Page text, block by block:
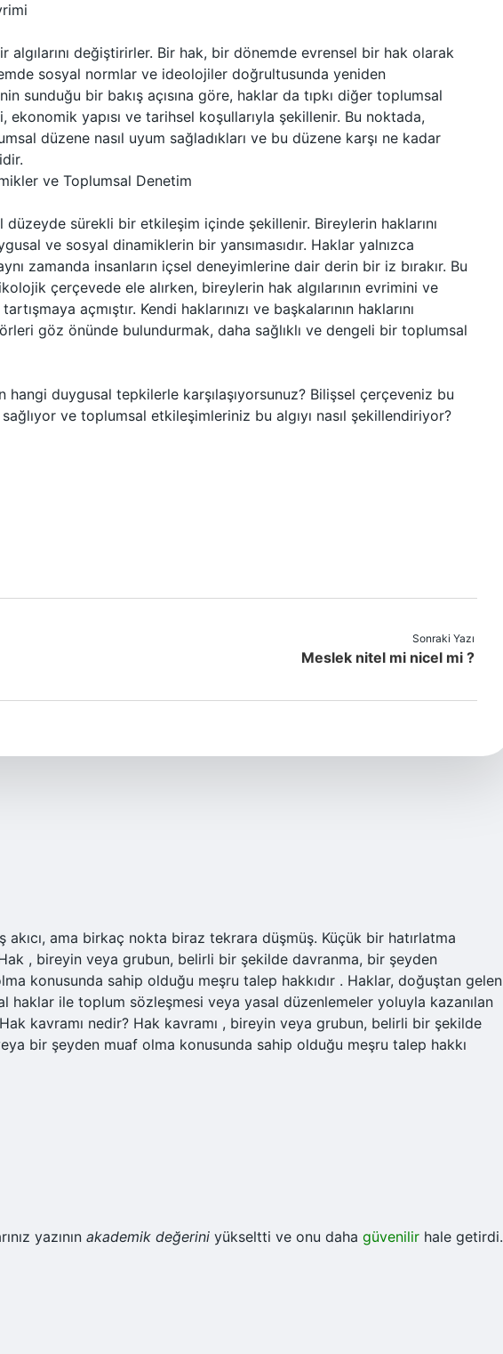
algılarını değiştirirler. Bir hak, bir dönemde evrensel bir hak olarak
sosyal normlar ve ideolojiler doğrultusunda yeniden
sunduğu bir bakış açısına göre, haklar da tıpkı diğer toplumsal
yapısı ve tarihsel koşullarıyla şekillenir. Bu noktada,
düzene nasıl uyum sağladıkları ve bu düzene karşı ne kadar
ve Toplumsal Denetim
sürekli bir etkileşim içinde şekillenir. Bireylerin haklarını
ve sosyal dinamiklerin bir yansımasıdır. Haklar yalnızca
zamanda insanların içsel deneyimlerine dair derin bir iz bırakır. Bu
çerçevede ele alırken, bireylerin hak algılarının evrimini ve
açmıştır. Kendi haklarınızı ve başkalarının haklarını
göz önünde bulundurmak, daha sağlıklı ve dengeli bir toplumsal
hangi duygusal tepkilerle karşılaşıyorsunuz? Bilişsel çerçeveniz bu
sağlıyor ve toplumsal etkileşimleriniz bu algıyı nasıl şekillendiriyor?
Sonraki Yazı
Meslek nitel mi nicel mi ?
akıcı, ama birkaç nokta biraz tekrara düşmüş. Küçük bir hatırlatma
, bireyin veya grubun, belirli bir şekilde davranma, bir şeyden
konusunda sahip olduğu meşru talep hakkıdır . Haklar, doğuştan gelen
ile toplum sözleşmesi veya yasal düzenlemeler yoluyla kazanılan
kavramı nedir? Hak kavramı , bireyin veya grubun, belirli bir şekilde
bir şeyden muaf olma konusunda sahip olduğu meşru talep hakkı
yazının akademik değerini yükseltti ve onu daha güvenilir hale getirdi.